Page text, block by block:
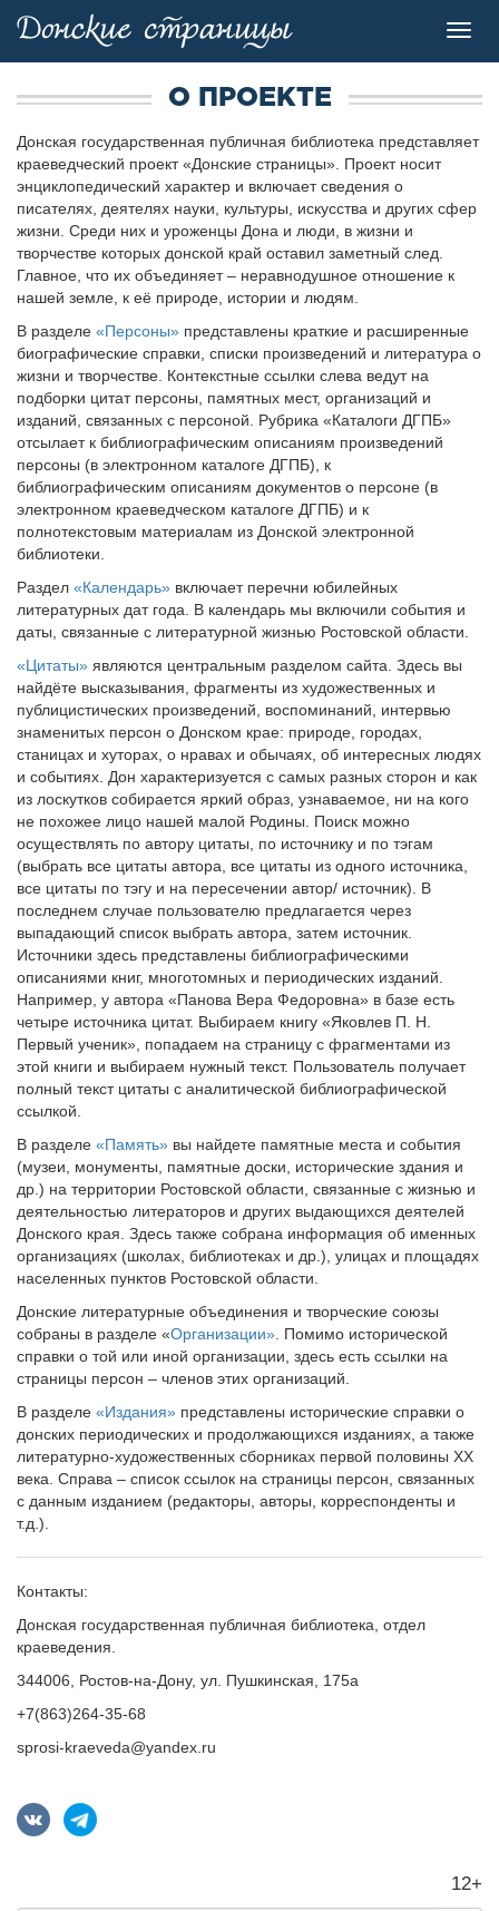
О ПРОЕКТЕ
Донская государственная публичная библиотека представляет
краеведческий проект «Донские страницы». Проект носит
энциклопедический характер и включает сведения о
писателях, деятелях науки, культуры, искусства и других сфер
жизни. Среди них и уроженцы Дона и люди, в жизни и
творчестве которых донской край оставил заметный след.
Главное, что их объединяет – неравнодушное отношение к
нашей земле, к её природе, истории и людям.
В разделе «Персоны» представлены краткие и расширенные
биографические справки, списки произведений и литература о
жизни и творчестве. Контекстные ссылки слева ведут на
подборки цитат персоны, памятных мест, организаций и
изданий, связанных с персоной. Рубрика «Каталоги ДГПБ»
отсылает к библиографическим описаниям произведений
персоны (в электронном каталоге ДГПБ), к
библиографическим описаниям документов о персоне (в
электронном краеведческом каталоге ДГПБ) и к
полнотекстовым материалам из Донской электронной
библиотеки.
Раздел «Календарь» включает перечни юбилейных
литературных дат года. В календарь мы включили события и
даты, связанные с литературной жизнью Ростовской области.
«Цитаты» являются центральным разделом сайта. Здесь вы
найдёте высказывания, фрагменты из художественных и
публицистических произведений, воспоминаний, интервью
знаменитых персон о Донском крае: природе, городах,
станицах и хуторах, о нравах и обычаях, об интересных людях
и событиях. Дон характеризуется с самых разных сторон и как
из лоскутков собирается яркий образ, узнаваемое, ни на кого
не похожее лицо нашей малой Родины. Поиск можно
осуществлять по автору цитаты, по источнику и по тэгам
(выбрать все цитаты автора, все цитаты из одного источника,
все цитаты по тэгу и на пересечении автор/ источник). В
последнем случае пользователю предлагается через
выпадающий список выбрать автора, затем источник.
Источники здесь представлены библиографическими
описаниями книг, многотомных и периодических изданий.
Например, у автора «Панова Вера Федоровна» в базе есть
четыре источника цитат. Выбираем книгу «Яковлев П. Н.
Первый ученик», попадаем на страницу с фрагментами из
этой книги и выбираем нужный текст. Пользователь получает
полный текст цитаты с аналитической библиографической
ссылкой.
В разделе «Память» вы найдете памятные места и события
(музеи, монументы, памятные доски, исторические здания и
др.) на территории Ростовской области, связанные с жизнью и
деятельностью литераторов и других выдающихся деятелей
Донского края. Здесь также собрана информация об именных
организациях (школах, библиотеках и др.), улицах и площадях
населенных пунктов Ростовской области.
Донские литературные объединения и творческие союзы
собраны в разделе «Организации» . Помимо исторической
справки о той или иной организации, здесь есть ссылки на
страницы персон – членов этих организаций.
В разделе «Издания» представлены исторические справки о
донских периодических и продолжающихся изданиях, а также
литературно-художественных сборниках первой половины XX
века. Справа – список ссылок на страницы персон, связанных
с данным изданием (редакторы, авторы, корреспонденты и
т.д.).
Контакты:
Донская государственная публичная библиотека, отдел
краеведения.
344006, Ростов-на-Дону, ул. Пушкинская, 175а
+7(863)264-35-68
sprosi-kraeveda@yandex.ru
12+